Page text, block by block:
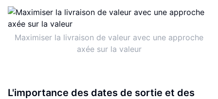
Maximiser la livraison de valeur avec une approche
axée sur la valeur
L'importance des dates de sortie et des